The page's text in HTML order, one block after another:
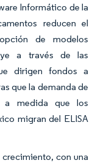
Informático de la
reducen el
de modelos
a través de las
dirigen fondos a
que la demanda de
a medida que los
migran del ELISA
con una